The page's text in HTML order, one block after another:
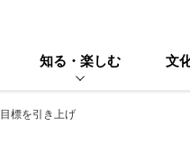
知る・楽しむ 文
標を引き上げ